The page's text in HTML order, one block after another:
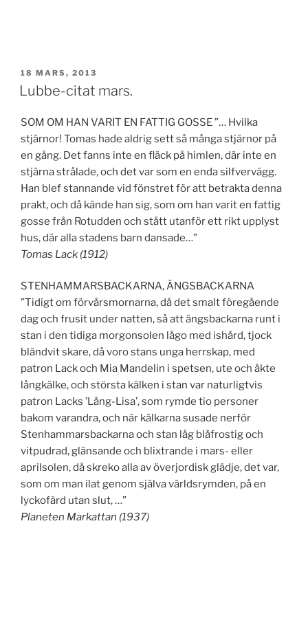
PUBLICERAT
18 MARS, 2013
Lubbe-citat mars.
SOM OM HAN VARIT EN FATTIG GOSSE ”… Hvilka
stjärnor! Tomas hade aldrig sett så många stjärnor på
en gång. Det fanns inte en fläck på himlen, där inte en
stjärna strålade, och det var som en enda silfvervägg.
Han blef stannande vid fönstret för att betrakta denna
prakt, och då kände han sig, som om han varit en fattig
gosse från Rotudden och stått utanför ett rikt upplyst
hus, där alla stadens barn dansade…”
Tomas Lack (1912)
STENHAMMARSBACKARNA, ÄNGSBACKARNA
”Tidigt om förvårsmornarna, då det smalt föregående
dag och frusit under natten, så att ängsbackarna runt i
stan i den tidiga morgonsolen lågo med ishård, tjock
bländvit skare, då voro stans unga herrskap, med
patron Lack och Mia Mandelin i spetsen, ute och åkte
långkälke, och största kälken i stan var naturligtvis
patron Lacks ’Lång-Lisa’, som rymde tio personer
bakom varandra, och när kälkarna susade nerför
Stenhammarsbackarna och stan låg blåfrostig och
vitpudrad, glänsande och blixtrande i mars- eller
aprilsolen, då skreko alla av överjordisk glädje, det var,
som om man ilat genom själva världsrymden, på en
lyckofärd utan slut, …”
Planeten Markattan (1937)